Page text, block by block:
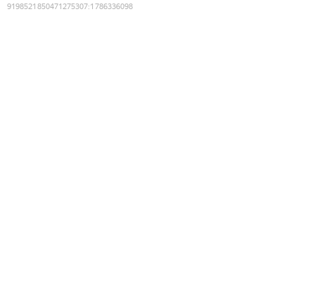
9198521850471275307:1786336098